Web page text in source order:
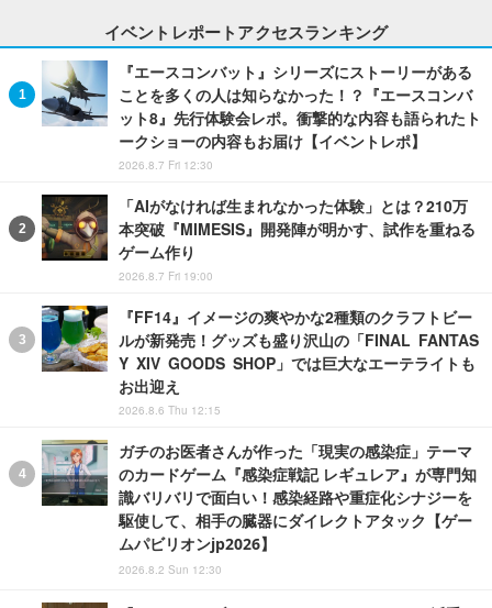
イベントレポートアクセスランキング
『エースコンバット』シリーズにストーリーがある
ことを多くの人は知らなかった！？『エースコンバ
ット8』先行体験会レポ。衝撃的な内容も語られたト
ークショーの内容もお届け【イベントレポ】
2026.8.7 Fri 12:30
「AIがなければ生まれなかった体験」とは？210万
本突破『MIMESIS』開発陣が明かす、試作を重ねる
ゲーム作り
2026.8.7 Fri 19:00
『FF14』イメージの爽やかな2種類のクラフトビー
ルが新発売！グッズも盛り沢山の「FINAL FANTAS
Y XIV GOODS SHOP」では巨大なエーテライトも
お出迎え
2026.8.6 Thu 12:15
ガチのお医者さんが作った「現実の感染症」テーマ
のカードゲーム『感染症戦記 レギュレア』が専門知
識バリバリで面白い！感染経路や重症化シナジーを
駆使して、相手の臓器にダイレクトアタック【ゲー
ムパビリオンjp2026】
2026.8.2 Sun 12:30